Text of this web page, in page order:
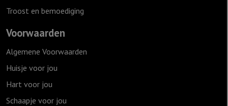
Troost en bemoediging
Voorwaarden
Algemene Voorwaarden
Huisje voor jou
Hart voor jou
Schaapje voor jou